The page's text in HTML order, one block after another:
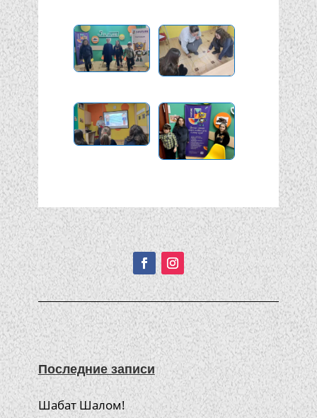
Подписывайтесь!
Последние записи
Шабат Шалом!